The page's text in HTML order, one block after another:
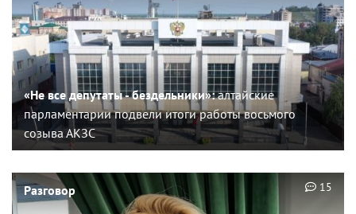
«Не все депутаты - бездельники»:алтайские
парламентарии подвели итоги работы восьмого
созыва АКЗС
Разговор 15